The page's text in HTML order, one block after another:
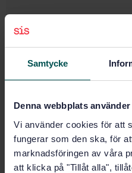
Samtycke
Denna webbplats
Vi använder cookies för att
fungerar som den ska, för
marknadsföringen av våra
att klicka på "Tillåt alla",
Produktinformation
Språk: Engelska
Framtagen av: Skodon,